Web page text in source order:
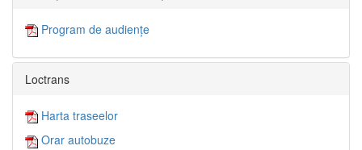
Program de audiențe
Loctrans
Harta traseelor
Orar autobuze